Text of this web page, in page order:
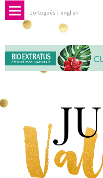
português english